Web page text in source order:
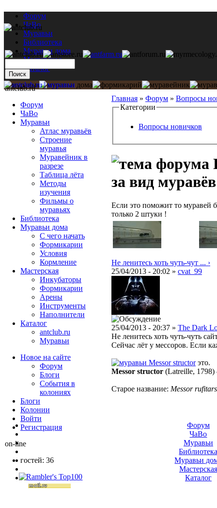
Форум
ЧаВо
Муравьи
Библиотека
Муравьи дома
Мастерская
Каталог
Главная » Форум » Вопросы
Категории
Вопросы новичков
за вид муравёв
Если это поможит то муравей
только 2 штуки !
Не ленитесь хоть чуть-чут ... ›
25/04/2013 - 20:02 » cvat_99
25/04/2013 - 20:37 » The Dark
Не ленитесь хоть чуть-чуть
Сейчас лёт у мессоров. Если
Messor structorэто.
Messor structor (Latreille, 1798)
Старое название: Messor
antclub.ru
Форум
ЧаВо
Муравьи
Атлас муравьёв
Строение
муравья
Муравейник в
разрезе
Таблица лёта
Методы
изучения
Фильмы о
муравьях
Библиотека
Муравьи дома
С чего начать
Формикарии
Условия
Кормление
Мастерская
Инкубаторы
Формикарии
Арены
Инструменты
Наполнители
Каталог
antclub.ru
Муравьи
Новое на сайте
Форум
Блоги
События в
колониях
Блоги
Колонии
Войти
Peгиcтpaция
on-line
гостей: 36
Форум
ЧаВо
Муравьи
Муравьи
Мастерская
Каталог